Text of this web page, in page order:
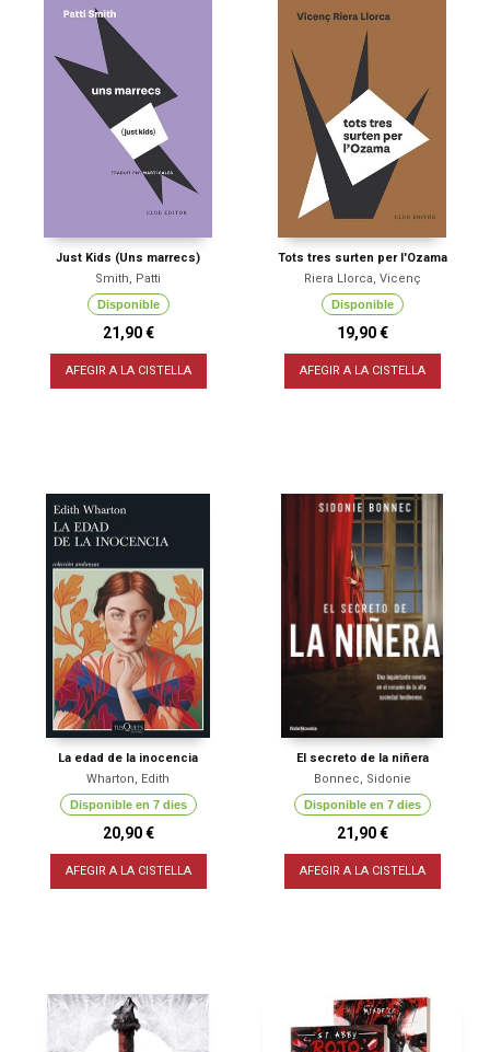
Just Kids (Uns marrecs)
Smith, Patti
Disponible
21,90 €
AFEGIR A LA CISTELLA
Tots tres surten per l'Ozama
Riera Llorca, Vicenç
Disponible
19,90 €
AFEGIR A LA CISTELLA
La edad de la inocencia
Wharton, Edith
Disponible en 7 dies
20,90 €
AFEGIR A LA CISTELLA
El secreto de la niñera
Bonnec, Sidonie
Disponible en 7 dies
21,90 €
AFEGIR A LA CISTELLA